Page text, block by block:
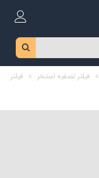
> فیلتر تصفیه استخر > فیلتر